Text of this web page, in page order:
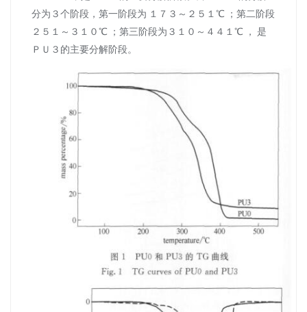
分为３个阶段，第一阶段为 １７３～２５１℃ ；第二阶段
２５１～３１０℃ ；第三阶段为３１０～４４１℃ ， 是
ＰＵ３的主要分解阶段。